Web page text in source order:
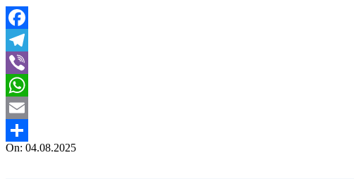
Facebook
Telegram
Viber
WhatsApp
Email
Поділитися
2025-
On: 04.08.2025